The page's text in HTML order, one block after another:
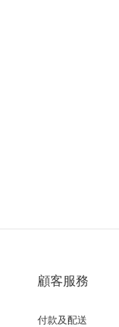
顧客服務
付款及配送